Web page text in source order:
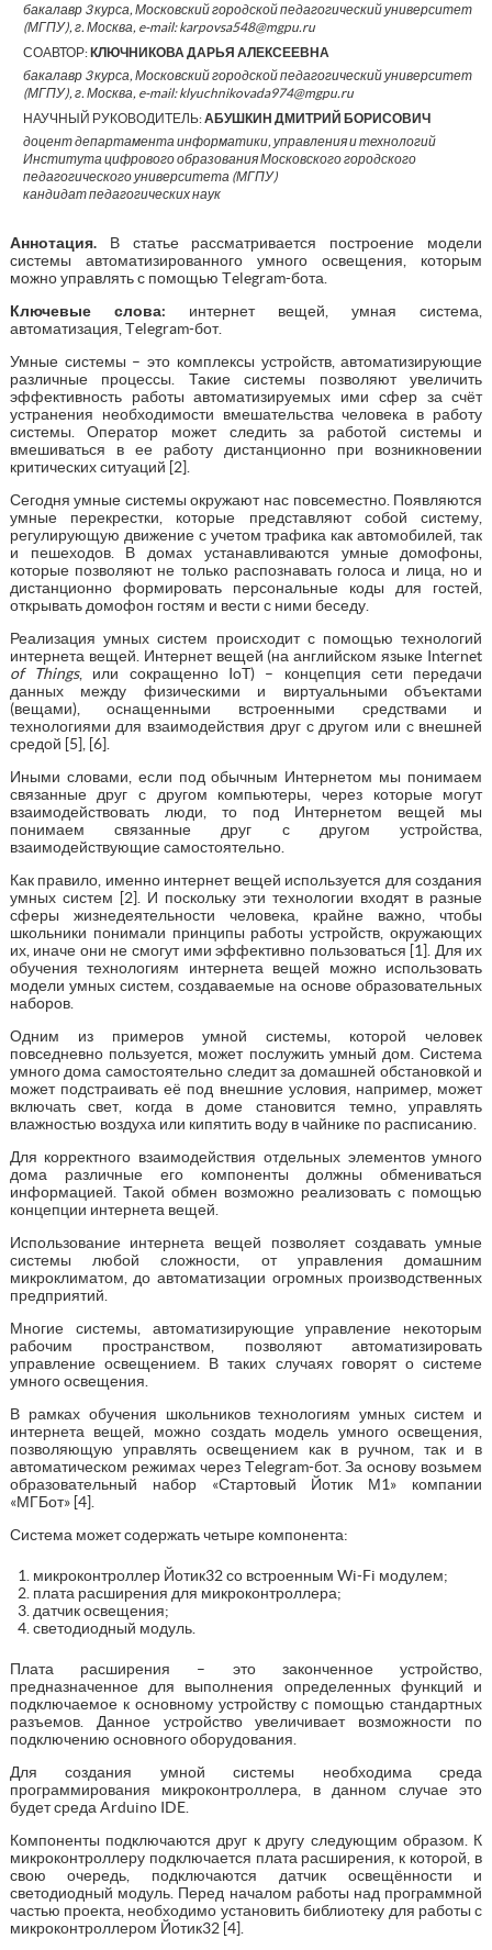
бакалавр 3 курса, Московский городской педагогический университет
(МГПУ), г. Москва, e-mail: karpovsa548@mgpu.ru
СОАВТОР:КЛЮЧНИКОВА ДАРЬЯ АЛЕКСЕЕВНА
бакалавр 3 курса, Московский городской педагогический университет
(МГПУ), г. Москва, e-mail: klyuchnikovada974@mgpu.ru
НАУЧНЫЙ РУКОВОДИТЕЛЬ:АБУШКИН ДМИТРИЙ БОРИСОВИЧ
доцент департамента информатики, управления и технологий
Института цифрового образования Московского городского
педагогического университета (МГПУ)
кандидат педагогических наук
Аннотация.В статье рассматривается построение модели
системы автоматизированного умного освещения, которым
можно управлять с помощью Тelegram-бота.
Ключевые слова: интернет вещей, умная система,
автоматизация, Тelegram-бот.
Умные системы – это комплексы устройств, автоматизирующие
различные процессы. Такие системы позволяют увеличить
эффективность работы автоматизируемых ими сфер за счёт
устранения необходимости вмешательства человека в работу
системы. Оператор может следить за работой системы и
вмешиваться в ее работу дистанционно при возникновении
критических ситуаций [2].
Сегодня умные системы окружают нас повсеместно. Появляются
умные перекрестки, которые представляют собой систему,
регулирующую движение с учетом трафика как автомобилей, так
и пешеходов. В домах устанавливаются умные домофоны,
которые позволяют не только распознавать голоса и лица, но и
дистанционно формировать персональные коды для гостей,
открывать домофон гостям и вести с ними беседу.
Реализация умных систем происходит с помощью технологий
интернета вещей. Интернет вещей (на английском языке Internet
of Things, или сокращенно IoT) – концепция сети передачи
данных между физическими и виртуальными объектами
(вещами), оснащенными встроенными средствами и
технологиями для взаимодействия друг с другом или с внешней
средой [5], [6].
Иными словами, если под обычным Интернетом мы понимаем
связанные друг с другом компьютеры, через которые могут
взаимодействовать люди, то под Интернетом вещей мы
понимаем связанные друг с другом устройства,
взаимодействующие самостоятельно.
Как правило, именно интернет вещей используется для создания
умных систем [2]. И поскольку эти технологии входят в разные
сферы жизнедеятельности человека, крайне важно, чтобы
школьники понимали принципы работы устройств, окружающих
их, иначе они не смогут ими эффективно пользоваться [1]. Для их
обучения технологиям интернета вещей можно использовать
модели умных систем, создаваемые на основе образовательных
наборов.
Одним из примеров умной системы, которой человек
повседневно пользуется, может послужить умный дом. Система
умного дома самостоятельно следит за домашней обстановкой и
может подстраивать её под внешние условия, например, может
включать свет, когда в доме становится темно, управлять
влажностью воздуха или кипятить воду в чайнике по расписанию.
Для корректного взаимодействия отдельных элементов умного
дома различные его компоненты должны обмениваться
информацией. Такой обмен возможно реализовать с помощью
концепции интернета вещей.
Использование интернета вещей позволяет создавать умные
системы любой сложности, от управления домашним
микроклиматом, до автоматизации огромных производственных
предприятий.
Многие системы, автоматизирующие управление некоторым
рабочим пространством, позволяют автоматизировать
управление освещением. В таких случаях говорят о системе
умного освещения.
В рамках обучения школьников технологиям умных систем и
интернета вещей, можно создать модель умного освещения,
позволяющую управлять освещением как в ручном, так и в
автоматическом режимах через Тelegram-бот. За основу возьмем
образовательный набор «Стартовый Йотик М1» компании
«МГБот» [4].
Система может содержать четыре компонента:
микроконтроллер Йотик32 со встроенным Wi-Fi модулем;
плата расширения для микроконтроллера;
датчик освещения;
светодиодный модуль.
Плата расширения – это законченное устройство,
предназначенное для выполнения определенных функций и
подключаемое к основному устройству с помощью стандартных
разъемов. Данное устройство увеличивает возможности по
подключению основного оборудования.
Для создания умной системы необходима среда
программирования микроконтроллера, в данном случае это
будет среда Arduino IDE.
Компоненты подключаются друг к другу следующим образом. К
микроконтроллеру подключается плата расширения, к которой, в
свою очередь, подключаются датчик освещённости и
светодиодный модуль. Перед началом работы над программной
частью проекта, необходимо установить библиотеку для работы с
микроконтроллером Йотик32 [4].